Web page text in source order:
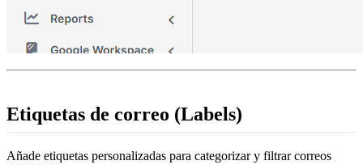
Etiquetas de correo (Labels)
Añade etiquetas personalizadas para categorizar y filtrar correos